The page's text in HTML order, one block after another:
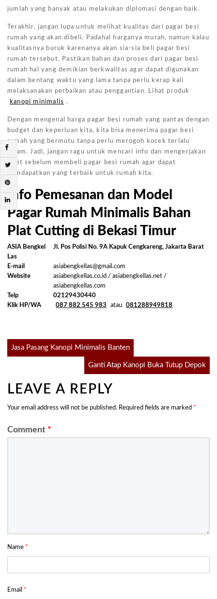
jumlah yang banyak atau melakukan diplomasi dengan baik.
Terakhir, jangan lupa untuk melihat kualitas dari pagar besi
rumah yang akan dibeli. Padahal harganya murah, namun kalau
kualitasnya buruk karenanya akan sia-sia beli pagar besi
rumah tersebut. Pastikan bahan dan proses dari pagar besi
rumah hal yang demikian berkwalitas agar dapat digunakan
dalam bentang waktu yang lama tanpa perlu kerap kali
melaksanakan perbaikan atau penggantian. Lihat produk
kanopi minimalis .
Dengan mengenal harga pagar besi rumah yang pantas dengan
budget dan keperluan kita, kita bisa menerima pagar besi
rumah yang bermutu tanpa perlu merogoh kocek terlalu
dalam. Jadi, jangan ragu untuk mencari info dan mengerjakan
riset sebelum membeli pagar besi rumah agar dapat
mendapatkan yang terbaik untuk rumah kita.
Info Pemesanan dan Model
Pagar Rumah Minimalis Bahan
Plat Cutting di Bekasi Timur
ASIA Bengkel
Las
Jl. Pos Polisi No. 9A Kapuk Cengkareng, Jakarta Barat
E-mail
asiabengkellas@gmail.com
Website
asiabengkellas.co.id / asiabengkellas.net /
asiabengkellas.com
Telp
02129430440
Klik HP/WA
087 882 545 983 atau 081288949818
Post
Jasa Pasang Kanopi Minimalis Banten
Ganti Atap Kanopi Buka Tutup Depok
LEAVE A REPLY
Your email address will not be published. Required fields are marked *
Comment *
Name *
Email *